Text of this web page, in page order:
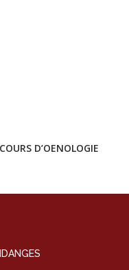
COURS D’OENOLOGIE